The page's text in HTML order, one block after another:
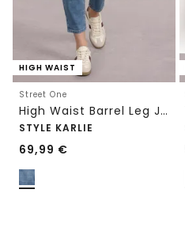
HIGH WAIST
Street One
High Waist Barrel Leg Jeans im Loose Fit
STYLE KARLIE
69,99 €